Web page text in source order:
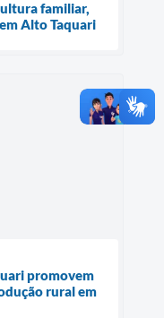
familiar,
Alto Taquari
promovem
rural em